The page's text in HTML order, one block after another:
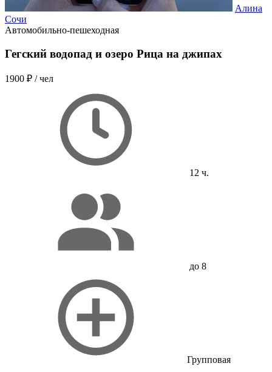
Алина
Сочи
Автомобильно-пешеходная
Гегский водопад и озеро Рица на джипах
1900 ₽ / чел
12 ч.
до 8
Групповая